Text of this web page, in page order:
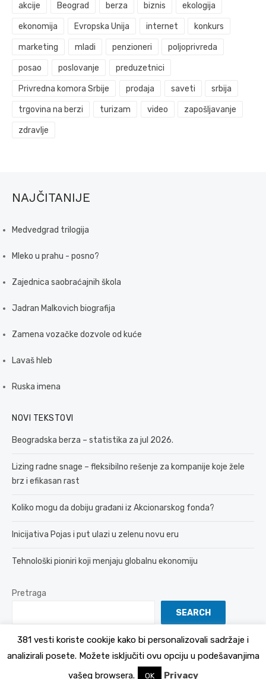
akcije Beograd berza biznis ekologija
ekonomija Evropska Unija internet konkurs
marketing mladi penzioneri poljoprivreda
posao poslovanje preduzetnici
Privredna komora Srbije prodaja saveti srbija
trgovina na berzi turizam video zapošljavanje
zdravlje
NAJČITANIJE
Medvedgrad trilogija
Mleko u prahu - posno?
Zajednica saobraćajnih škola
Jadran Malkovich biografija
Zamena vozačke dozvole od kuće
Lavaš hleb
Ruska imena
NOVI TEKSTOVI
Beogradska berza – statistika za jul 2026.
Lizing radne snage – fleksibilno rešenje za kompanije koje žele
brz i efikasan rast
Koliko mogu da dobiju građani iz Akcionarskog fonda?
Inicijativa Pojas i put ulazi u zelenu novu eru
Tehnološki pioniri koji menjaju globalnu ekonomiju
Pretraga
SEARCH
Politika Privatnosti
381 vesti koriste cookije kako bi personalizovali sadržaje i
analizirali posete. Možete isključiti ovu opciju u podešavanjima
vašeg browsera.
OK Privacy